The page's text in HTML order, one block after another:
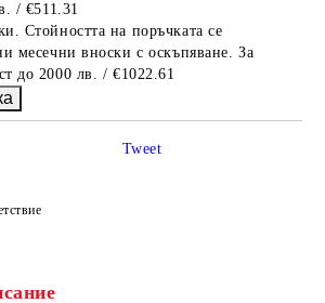
/ €511.31
Стойността на поръчката се
месечни вноски с оскъпяване. За
до 2000 лв. / €1022.61
Tweet